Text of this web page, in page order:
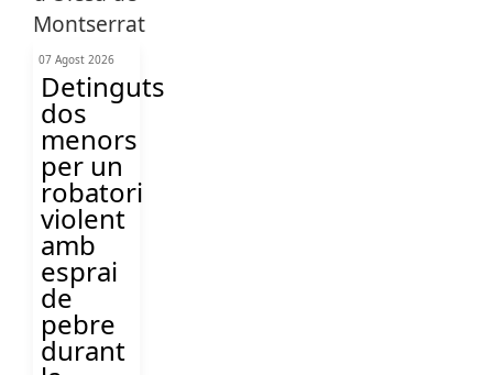
07 Agost 2026
Detinguts
dos
menors
per un
robatori
violent
amb
esprai
de
pebre
durant